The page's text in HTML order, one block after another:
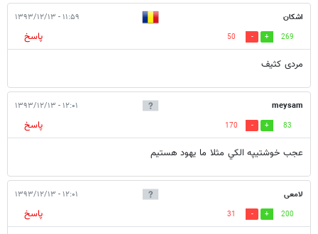
اشکان ۱۱:۵۹ - ۱۳۹۳/۱۲/۱۳
269
50
پاسخ
مردی کثیف
meysam ۱۲:۰۱ - ۱۳۹۳/۱۲/۱۳
83
170
پاسخ
عجب خوشتيپه الكي مثلا ما يهود هستيم
لامعی ۱۲:۰۱ - ۱۳۹۳/۱۲/۱۳
200
31
پاسخ